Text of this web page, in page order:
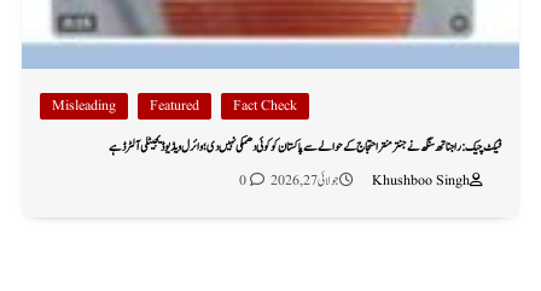
Fact Check
Featured
Misleading
فیکٹ چیک: راجناتھ سنگھ نے جنتر منتر احتجاج کے حوالے سے پاکستان کو کوئی دھمکی نہیں دی؛ وائرل ویڈیو ڈیجیٹلی آلٹرڈ ہے
Khushboo Singh
جولائی 27, 2026 0